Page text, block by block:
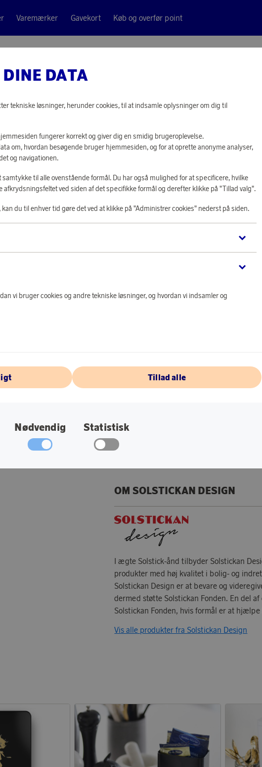
Varemærker Gavekort Køb og overfør point
BRANDTÆPPE
12 240 point
eller 294 kr
LOG IND FOR AT SHOPPE
PRODUKTBESKRIVELSE
Brandtæppe i stilfuld stålkasse med
Solstickepojken. Brandtæppet anbefales
brandslukker i alle boliger. Den er nem at
mindre brande, fx i tøj, møbler, tv'et eller
så centralt som muligt i boligen, hvor det
Selve brandtæppet er lavet af glasfiber
til 500 grader. Bagsiden af ​​æsken er
og huller til ophæng på væggen. Lad
Specifikationer:
Brandtæppemål: 120x120 cm.
Vedligeholdelsesinstruktioner: Tæppet
OM SOLSTICKAN DESIGN
I ægte Solstick-ånd tilbyder Solstickan
produkter med høj kvalitet i bolig- og
Solstickan Design er at bevare og
dermed støtte Solstickan Fonden. En del
Solstickan Fonden, hvis formål er at
Vis alle produkter fra Solstickan Design
DATA
tekniske løsninger, herunder cookies, til at indsamle oplysninger om dig til
fungerer korrekt og giver dig en smidig brugeroplevelse.
om, hvordan besøgende bruger hjemmesiden, og for at oprette anonyme analyser,
og navigationen.
samtykke til alle ovenstående formål. Du har også mulighed for at specificere, hvilke
ved siden af det specifikke formål og derefter klikke på "Tillad valg".
du til enhver tid gøre det ved at klikke på "Administrer cookies" nederst på siden.
vi bruger cookies og andre tekniske løsninger, og hvordan vi indsamler og
Tillad alle
Nødvendig Statistisk